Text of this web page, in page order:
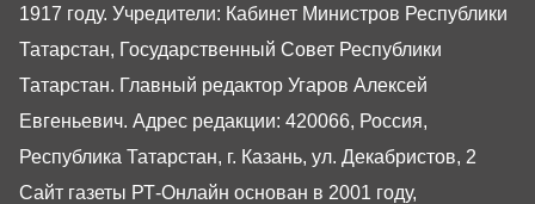
1917 году. Учредители: Кабинет Министров Республики
Татарстан, Государственный Совет Республики
Татарстан. Главный редактор Угаров Алексей
Евгеньевич. Адрес редакции: 420066, Россия,
Республика Татарстан, г. Казань, ул. Декабристов, 2
Сайт газеты РТ-Онлайн основан в 2001 году,